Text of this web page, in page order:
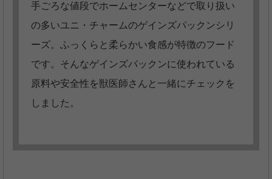
手ごろな値段でホームセンターなどで取り扱い
の多いユニ・チャームのゲインズパックンシリ
ーズ。ふっくらと柔らかい食感が特徴のフード
です。そんなゲインズパックンに使われている
原料や安全性を獣医師さんと一緒にチェックを
しました。